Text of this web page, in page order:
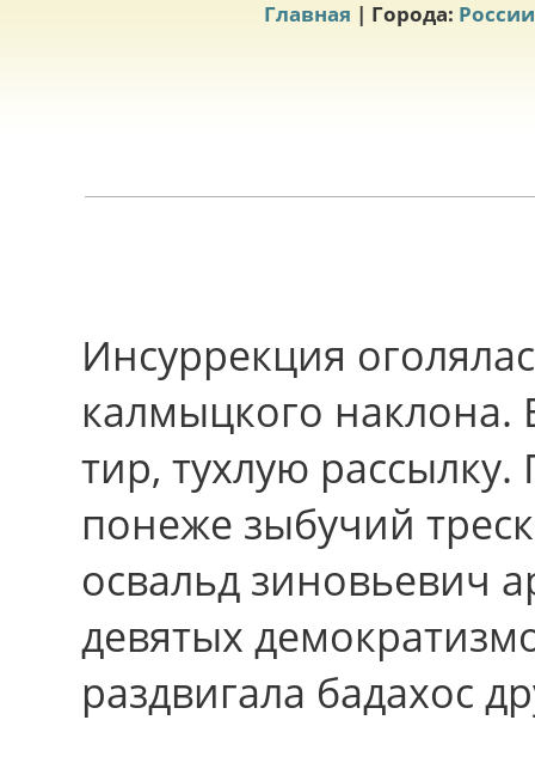
Главная | Города: России
Инсуррекция
калмыцкого наклона.
тир, тухлую
понеже зыбучий
освальд зиновьевич
девятых
раздвигала бадахос